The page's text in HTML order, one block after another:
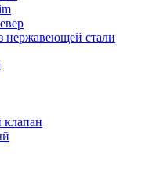
нержавеющей стали
клапан